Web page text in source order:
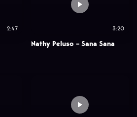
2:47 3:20
Nathy Peluso – Sana Sana